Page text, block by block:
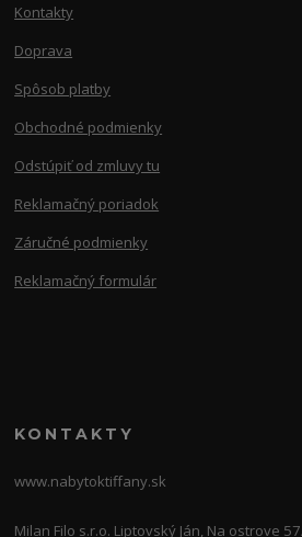
Kontakty
Doprava
Spôsob platby
Obchodné podmienky
Odstúpiť od zmluvy tu
Reklamačný poriadok
Záručné podmienky
Reklamačný formulár
KONTAKTY
www.nabytoktiffany.sk
Milan Filo s.r.o. Liptovský Ján, Na ostrove